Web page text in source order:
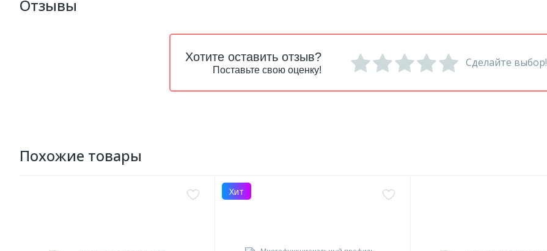
Отзывы
Хотите оставить отзыв?
Поставьте свою оценку!
Сделайте выбор!
Похожие товары
Хит